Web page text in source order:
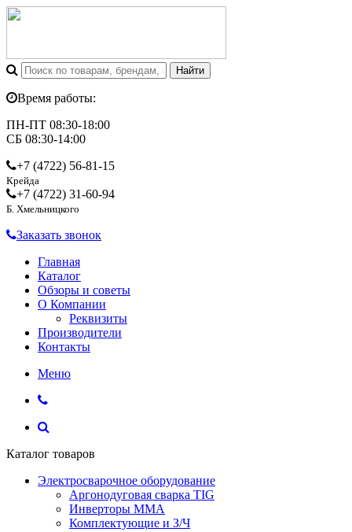
Время работы:
ПН-ПТ 08:30-18:00
СБ 08:30-14:00
+7 (4722) 56-81-15
Крейда
+7 (4722) 31-60-94
Б. Хмельницкого
Заказать звонок
Главная
Каталог
Обзоры и советы
О Компании
Реквизиты
Производители
Контакты
Меню
Каталог товаров
Электросварочное оборудование
Аргонодуговая сварка TIG
Инверторы ММА
Комплектующие и З/Ч